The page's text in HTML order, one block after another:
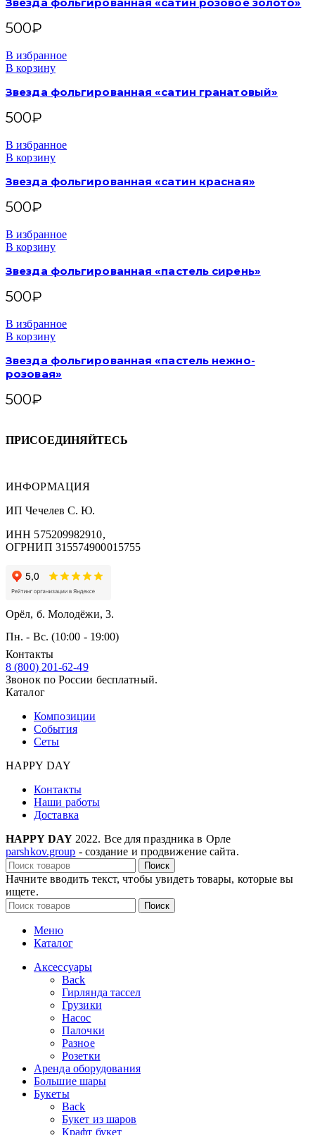
500₽
В избранное
В корзину
Звезда фольгированная «сатин гранатовый»
500₽
В избранное
В корзину
Звезда фольгированная «сатин красная»
500₽
В избранное
В корзину
Звезда фольгированная «пастель сирень»
500₽
В избранное
В корзину
Звезда фольгированная «пастель нежно-
розовая»
500₽
ПРИСОЕДИНЯЙТЕСЬ
ИНФОРМАЦИЯ
ИП Чечелев С. Ю.
ИНН 575209982910,
ОГРНИП 315574900015755
Орёл, б. Молодёжи, 3.
Пн. - Вс. (10:00 - 19:00)
Контакты
8 (800) 201-62-49
Звонок по России бесплатный.
Каталог
Композиции
События
Сеты
HAPPY DAY
Контакты
Наши работы
Доставка
HAPPY DAY 2022. Все для праздника в Орле
parshkov.group - создание и продвижение сайта.
Поиск
Начните вводить текст, чтобы увидеть товары, которые вы
ищете.
Поиск
Меню
Каталог
Аксессуары
Back
Гирлянда тассел
Грузики
Насос
Палочки
Разное
Розетки
Аренда оборудования
Большие шары
Букеты
Back
Букет из шаров
Крафт букет